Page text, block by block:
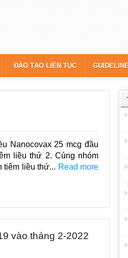
ĐÀO TẠO LIÊN TỤC
Nanocovax 25 mcg đầu
liều thứ 2. Cùng nhóm
tiêm liều thứ... Read more
vào tháng 2-2022